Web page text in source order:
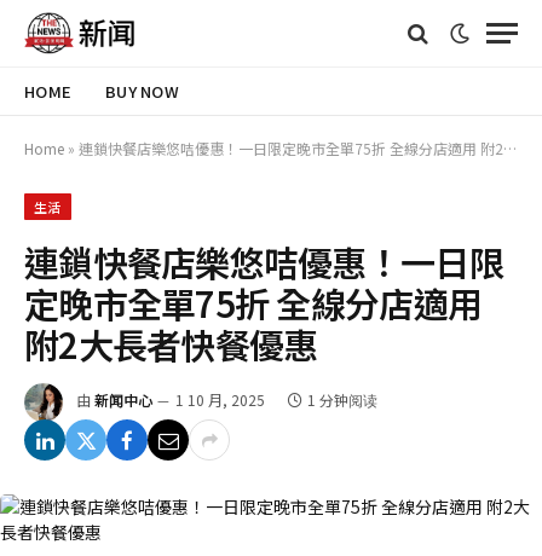
HOME BUY NOW
Home » 連鎖快餐店樂悠咭優惠！一日限定晚市全單75折 全線分店適用 附2大長者快餐優惠
生活
連鎖快餐店樂悠咭優惠！一日限
定晚市全單75折 全線分店適用
附2大長者快餐優惠
由 新闻中心 1 10 月, 2025 1 分钟阅读